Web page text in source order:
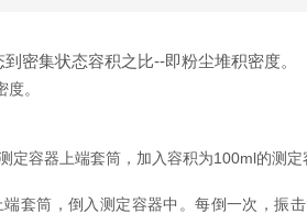
集状态容积之比--即粉尘堆积密度。
。
容器上端套筒，加入容积为100ml的测定
套筒，倒入测定容器中。每倒一次，振